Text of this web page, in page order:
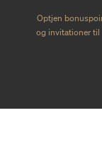
Optjen
og invitationer til